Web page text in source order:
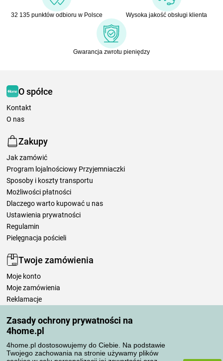
Zasady ochrony prywatności na
4home.pl
4home.pl dostosowujemy do Ciebie. Na podstawie
Twojego zachowania na stronie używamy plików
32 135 punktów odbioru w Polsce Wysoka jakość obsługi klienta
Gwarancja zwrotu pieniędzy
O spółce
Kontakt
O nas
Zakupy
Jak zamówić
Program lojalnościowy Przyjemniaczki
Sposoby i koszty transportu
Możliwości płatności
Dlaczego warto kupować u nas
Ustawienia prywatności
Regulamin
Pielęgnacja pościeli
Twoje zamówienia
Moje konto
Moje zamówienia
Reklamacje
Zasady przetwarzania recenzji
Sposoby transportu